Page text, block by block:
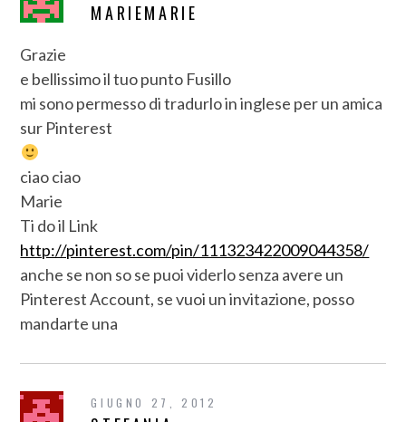
MARIEMARIE
Grazie
e bellissimo il tuo punto Fusillo
mi sono permesso di tradurlo in inglese per un amica
sur Pinterest
ciao ciao
Marie
Ti do il Link
http://pinterest.com/pin/111323422009044358/
anche se non so se puoi viderlo senza avere un
Pinterest Account, se vuoi un invitazione, posso
mandarte una
GIUGNO 27, 2012